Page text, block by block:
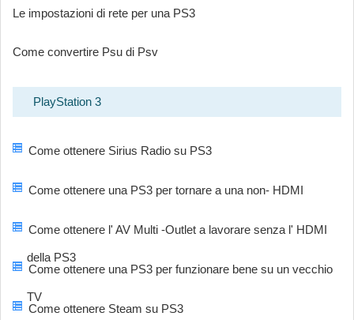
Le impostazioni di rete per una PS3
Come convertire Psu di Psv
PlayStation 3
Come ottenere Sirius Radio su PS3
Come ottenere una PS3 per tornare a una non- HDMI
Come ottenere l' AV Multi -Outlet a lavorare senza l' HDMI
della PS3
Come ottenere una PS3 per funzionare bene su un vecchio
TV
Come ottenere Steam su PS3